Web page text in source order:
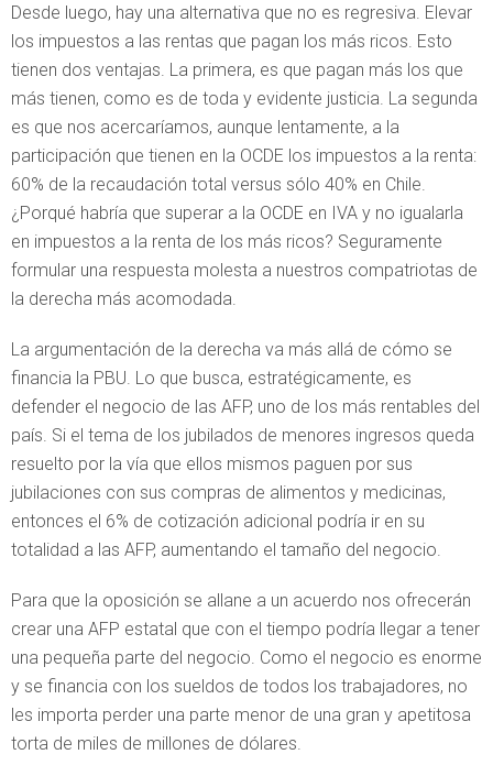
Desde luego, hay una alternativa que no es regresiva. Elevar
los impuestos a las rentas que pagan los más ricos. Esto
tienen dos ventajas. La primera, es que pagan más los que
más tienen, como es de toda y evidente justicia. La segunda
es que nos acercaríamos, aunque lentamente, a la
participación que tienen en la OCDE los impuestos a la renta:
60% de la recaudación total versus sólo 40% en Chile.
¿Porqué habría que superar a la OCDE en IVA y no igualarla
en impuestos a la renta de los más ricos? Seguramente
formular una respuesta molesta a nuestros compatriotas de
la derecha más acomodada.
La argumentación de la derecha va más allá de cómo se
financia la PBU. Lo que busca, estratégicamente, es
defender el negocio de las AFP, uno de los más rentables del
país. Si el tema de los jubilados de menores ingresos queda
resuelto por la vía que ellos mismos paguen por sus
jubilaciones con sus compras de alimentos y medicinas,
entonces el 6% de cotización adicional podría ir en su
totalidad a las AFP, aumentando el tamaño del negocio.
Para que la oposición se allane a un acuerdo nos ofrecerán
crear una AFP estatal que con el tiempo podría llegar a tener
una pequeña parte del negocio. Como el negocio es enorme
y se financia con los sueldos de todos los trabajadores, no
les importa perder una parte menor de una gran y apetitosa
torta de miles de millones de dólares.